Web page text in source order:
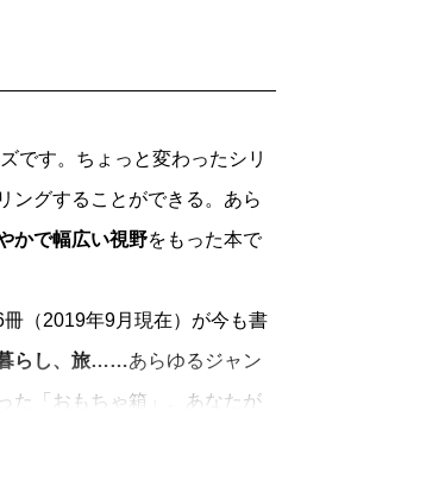
です。ちょっと変わったシリ
ングすることができる。あら
かで幅広い視野をもった本で
（2019年9月現在）が今も書
暮らし、旅……あらゆるジャン
た「おもちゃ箱」。あなたが